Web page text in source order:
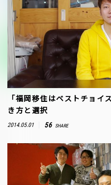
「福岡移住はベストチョイ
き方と選択
2014.05.01 56 SHARE